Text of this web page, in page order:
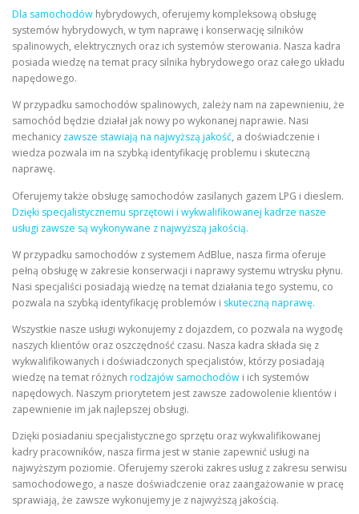
Dla samochodów hybrydowych, oferujemy kompleksową obsługę
systemów hybrydowych, w tym naprawę i konserwację silników
spalinowych, elektrycznych oraz ich systemów sterowania. Nasza kadra
posiada wiedzę na temat pracy silnika hybrydowego oraz całego układu
napędowego.
W przypadku samochodów spalinowych, zależy nam na zapewnieniu, że
samochód będzie działał jak nowy po wykonanej naprawie. Nasi
mechanicy zawsze stawiają na najwyższą jakość, a doświadczenie i
wiedza pozwala im na szybką identyfikację problemu i skuteczną
naprawę.
Oferujemy także obsługę samochodów zasilanych gazem LPG i dieslem.
Dzięki specjalistycznemu sprzętowi i wykwalifikowanej kadrze nasze
usługi zawsze są wykonywane z najwyższą jakością.
W przypadku samochodów z systemem AdBlue, nasza firma oferuje
pełną obsługę w zakresie konserwacji i naprawy systemu wtrysku płynu.
Nasi specjaliści posiadają wiedzę na temat działania tego systemu, co
pozwala na szybką identyfikację problemów i skuteczną naprawę.
Wszystkie nasze usługi wykonujemy z dojazdem, co pozwala na wygodę
naszych klientów oraz oszczędność czasu. Nasza kadra składa się z
wykwalifikowanych i doświadczonych specjalistów, którzy posiadają
wiedzę na temat różnych rodzajów samochodów i ich systemów
napędowych. Naszym priorytetem jest zawsze zadowolenie klientów i
zapewnienie im jak najlepszej obsługi.
Dzięki posiadaniu specjalistycznego sprzętu oraz wykwalifikowanej
kadry pracowników, nasza firma jest w stanie zapewnić usługi na
najwyższym poziomie. Oferujemy szeroki zakres usług z zakresu serwisu
samochodowego, a nasze doświadczenie oraz zaangażowanie w pracę
sprawiają, że zawsze wykonujemy je z najwyższą jakością.